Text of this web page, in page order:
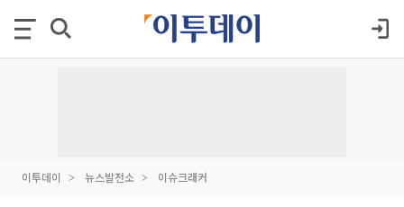
이투데이 뉴스발전소 이슈크래커